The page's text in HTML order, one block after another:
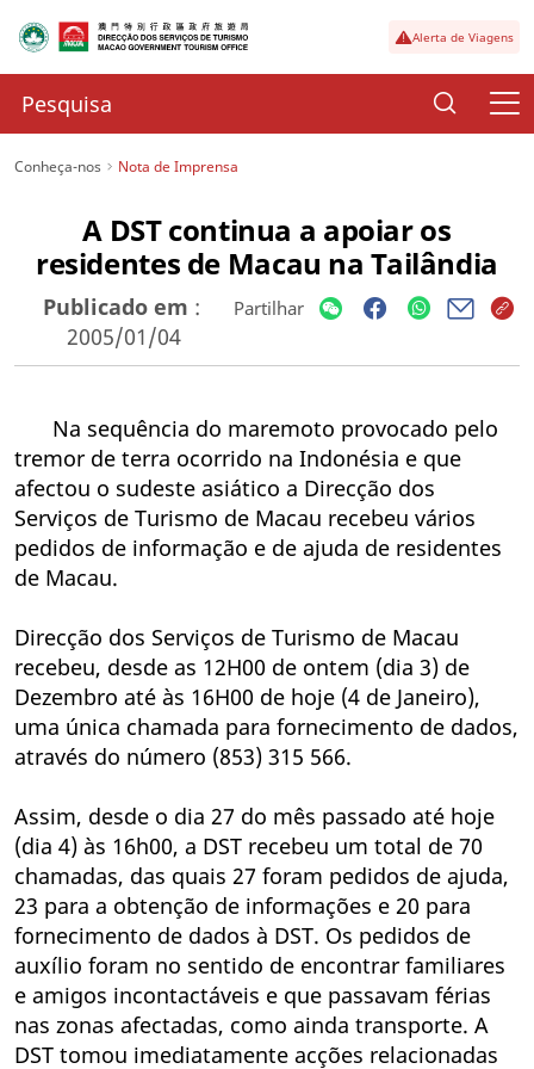
Alerta de Viagens
Conheça-nos Nota de Imprensa
A DST continua a apoiar os
residentes de Macau na Tailândia
Publicado em :
2005/01/04
Partilhar
Na sequência do maremoto provocado pelo
tremor de terra ocorrido na Indonésia e que
afectou o sudeste asiático a Direcção dos
Serviços de Turismo de Macau recebeu vários
pedidos de informação e de ajuda de residentes
de Macau.
Direcção dos Serviços de Turismo de Macau
recebeu, desde as 12H00 de ontem (dia 3) de
Dezembro até às 16H00 de hoje (4 de Janeiro),
uma única chamada para fornecimento de dados,
através do número (853) 315 566.
Assim, desde o dia 27 do mês passado até hoje
(dia 4) às 16h00, a DST recebeu um total de 70
chamadas, das quais 27 foram pedidos de ajuda,
23 para a obtenção de informações e 20 para
fornecimento de dados à DST. Os pedidos de
auxílio foram no sentido de encontrar familiares
e amigos incontactáveis e que passavam férias
nas zonas afectadas, como ainda transporte. A
DST tomou imediatamente acções relacionadas